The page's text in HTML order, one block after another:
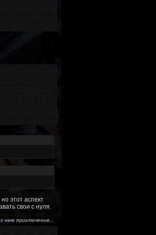
этот аспект
свои с нуля.
нею приключение...